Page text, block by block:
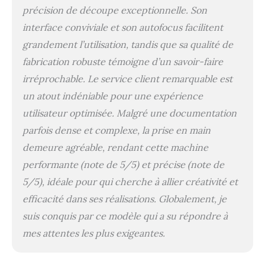
【Création Intelligente
avec Double Caméra】 :
laser est équipé d’un
système à double caméra
vue large et vue
rapprochée. Soutenue
par la technologie ACS,
elle fusionne cette vision
avec le contrôle des
mouvements pour une
expérience « Place & Go
», garantissant une haute
précision tout en
éliminant les
approximations et le
gaspillage de matériaux.
【Sûr et Idéal pour
Créateurs & DIY
précision de découpe exceptionnelle. Son
interface conviviale et son autofocus facilitent
grandement l’utilisation, tandis que sa qualité de
fabrication robuste témoigne d’un savoir-faire
irréprochable. Le service client remarquable est
un atout indéniable pour une expérience
utilisateur optimisée. Malgré une documentation
parfois dense et complexe, la prise en main
demeure agréable, rendant cette machine
performante (note de 5/5) et précise (note de
5/5), idéale pour qui cherche à allier créativité et
efficacité dans ses réalisations. Globalement, je
suis conquis par ce modèle qui a su répondre à
mes attentes les plus exigeantes.